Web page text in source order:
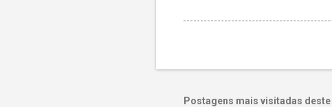
Postagens mais visitadas